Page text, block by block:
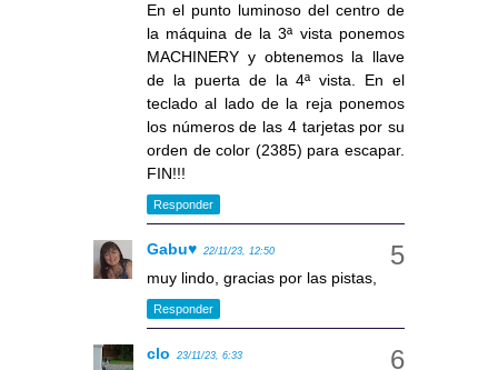
En el punto luminoso del centro de
la máquina de la 3ª vista ponemos
MACHINERY y obtenemos la llave
de la puerta de la 4ª vista. En el
teclado al lado de la reja ponemos
los números de las 4 tarjetas por su
orden de color (2385) para escapar.
FIN!!!
Responder
Gabu♥ 22/11/23, 12:50
muy lindo, gracias por las pistas,
Responder
clo 23/11/23, 6:33